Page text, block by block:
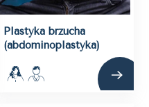
Plastyka brzucha
(abdominoplastyka)